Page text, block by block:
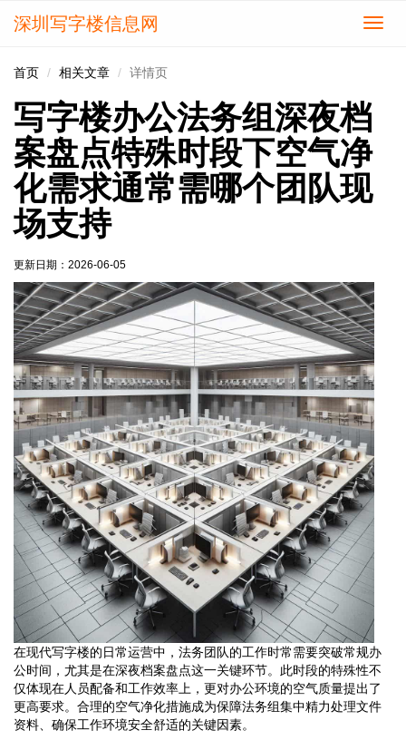
切
深圳写字楼信息网
首页 相关文章 详情页
写字楼办公法务组深夜档
案盘点特殊时段下空气净
化需求通常需哪个团队现
场支持
更新日期： 2026-06-05
在现代写字楼的日常运营中，法务团队的工作时常需要突破常规办
公时间，尤其是在深夜档案盘点这一关键环节。此时段的特殊性不
仅体现在人员配备和工作效率上，更对办公环境的空气质量提出了
更高要求。合理的空气净化措施成为保障法务组集中精力处理文件
资料、确保工作环境安全舒适的关键因素。